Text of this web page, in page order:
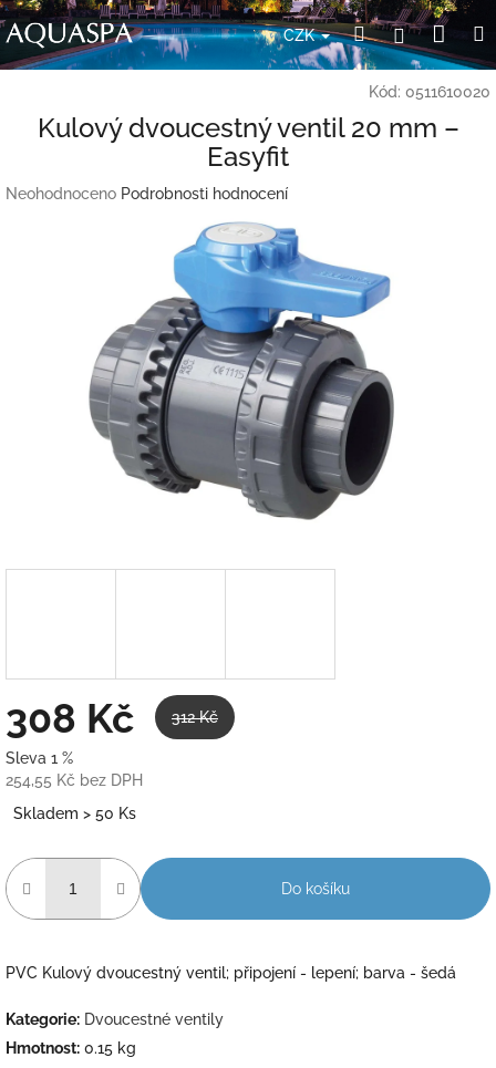
Přejít
na
obsah
CZK HledatPřihlášení
Kód: 0511610020
Kulový dvoucestný ventil 20 mm –
Easyfit
Průměrné
Neohodnoceno Podrobnosti hodnocení
308 Kč 312 Kč
Sleva 1 %
254,55 Kč bez DPH
cena:
Skladem > 50 Ks
Do košíku
PVC Kulový dvoucestný ventil; připojení - lepení; barva - šedá
Kategorie: Dvoucestné ventily
Hmotnost: 0.15 kg